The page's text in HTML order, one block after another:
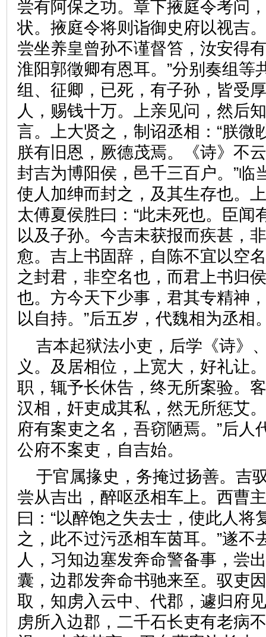
尝有阿保之功。章下掖庭令考问
状。掖庭令将则诣御史府以视吉
尝坐养皇曾孙不谨督笞，汝安得
淮阳郭徵卿有恩耳。”分别奏组等
组、征卿，已死，有子孙，皆受
人，赐钱十万。上亲见问，然后
言。上大贤之，制诏丞相：“朕微
朕有旧恩，厥德茂焉。《诗》不
封吉为博阳侯，邑千三百户。”临
使人加绅而封之，及其生存也。
太傅夏侯胜曰：“此未死也。臣闻
以及子孙。今吉未获报而疾甚，
愈。吉上书固辞，自陈不宜以空
之封君，非空名也，而君上书归
也。方今天下少事，君其专精神
以自持。”后五岁，代魏相为
吉本起狱法小吏，后学《诗》
义。及居相位，上宽大，好礼让
职，辄予长休告，终无所案验。
汉相，奸吏成其私，然无所惩艾
府有案吏之名，吾窃陋焉。”后人
公府不案吏，自吉始。
于官属掾史，务掩过扬善。吉
尝从吉出，醉呕丞相车上。西曹
曰：“以醉饱之失去士，使此人将
之，此不过污丞相车茵耳。”遂不
人，习知边塞发奔命警备事，尝
囊，边郡发奔命书驰来至。驭吏
取，知虏入云中、代郡，遽归府
虏所入边郡，二千石长吏有老病